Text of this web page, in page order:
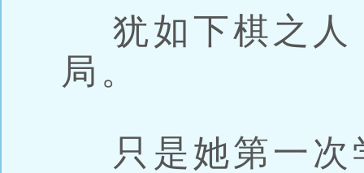
犹如下棋之人
局。
只是她第一次